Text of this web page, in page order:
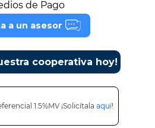
a un asesor
cooperativa hoy!
1.5%MV ¡Solicítala aquí!